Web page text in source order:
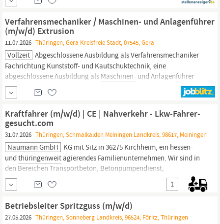
Verfahrensmechaniker / Maschinen- und Anlagenführer
(m/w/d) Extrusion
11.07.2026 Thüringen, Gera Kreisfreie Stadt, 07545, Gera
Vollzeit Abgeschlossene Ausbildung als Verfahrensmechaniker
Fachrichtung Kunststoff- und Kautschuktechnik, eine
abgeschlossene Ausbildung als Maschinen- und Anlagenführer
oder alternativ eine abgeschlossene technische Berufsausbildung
Mindestens 6 Monate Berufserfahrung in einer Produktion mit
Maschinenbedienung,
Extrusionsanlagen
Kraftfahrer (m/w/d) | CE | Nahverkehr - Lkw-Fahrer-
gesucht.com
31.07.2026 Thüringen, Schmalkalden Meiningen Landkreis, 98617, Meiningen
Naumann GmbH KG mit Sitz in 36275 Kirchheim, ein hessen-
und thüringenweitagierendes Familienunternehmen. Wir sind in
den Bereichen Transportbeton, Betonpumpendienst,
mineralische Baustoffe und Baustofflogistik aktiv.
www.naumann-gruppe.eu Ab sofort oder schnellstmöglich
gesucht: Kraftfahrer (m/w/d) ; Als Kraftfahrer im regionalen
Baustellenverkehr erwartet Sie...
1
Betriebsleiter Spritzguss (m/w/d)
27.05.2026 Thüringen, Sonneberg Landkreis, 96524, Föritz, Thüringen